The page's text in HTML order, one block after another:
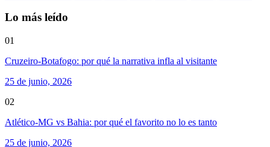
Lo más leído
01
Cruzeiro-Botafogo: por qué la narrativa infla al visitante
25 de junio, 2026
02
Atlético-MG vs Bahia: por qué el favorito no lo es tanto
25 de junio, 2026